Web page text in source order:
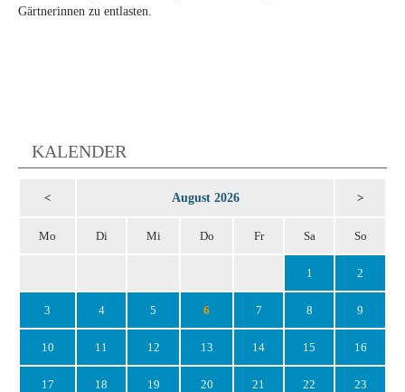
Gärtnerinnen zu entlasten.
KALENDER
< August 2026 >
Mo Di Mi Do Fr Sa So
1 2
3 4 5 6 7 8 9
10 11 12 13 14 15 16
17 18 19 20 21 22 23